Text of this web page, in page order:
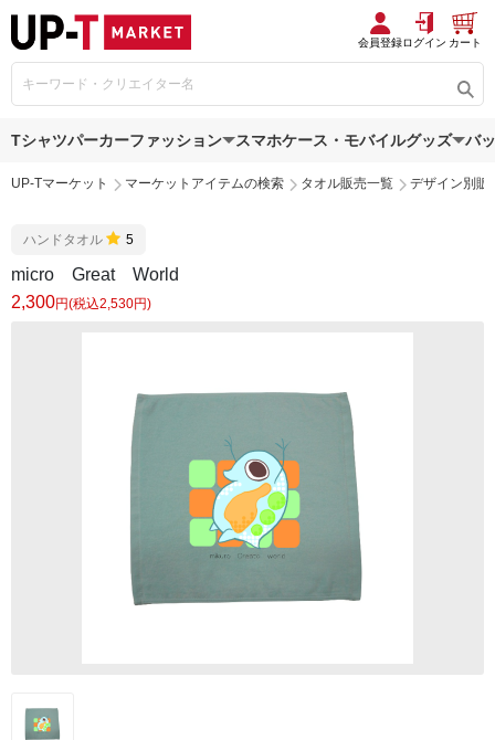
会員登録ログイン カート
Tシャツパーカーファッション スマホケース・モバイルグッズ バ
UP-Tマーケット マーケットアイテムの検索 タオル販売一覧 デザイン別販
ハンドタオル 5
micro Great World
2,300円(税込2,530円)